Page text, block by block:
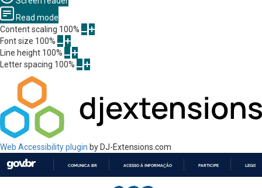
Read mode
Content scaling 100%
Font size 100%
Line height 100%
Letter spacing 100%
Web Accessibility plugin by DJ-Extensions.com
COMUNICA BR ACESSO À INFORMAÇÃO PARTICIPE